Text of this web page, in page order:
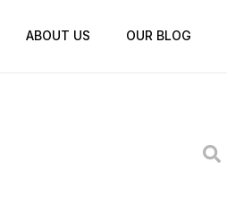
ABOUT US OUR BLOG